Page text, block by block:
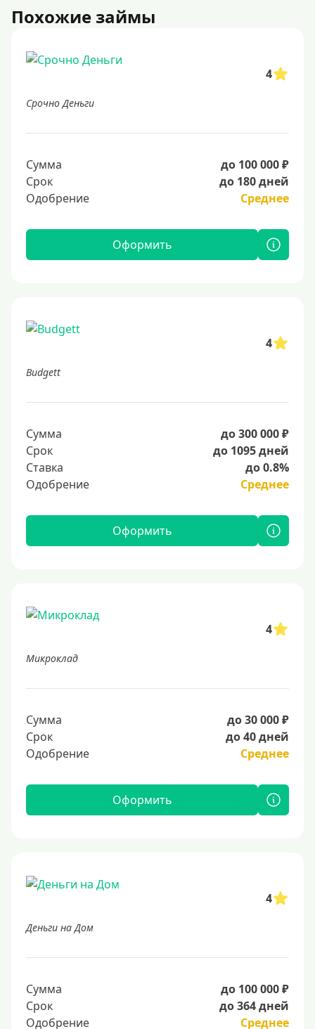
Похожие займы
4
Срочно Деньги
Сумма
до 100 000 ₽
Срок
до 180 дней
Одобрение
Среднее
Оформить
4
Budgett
Сумма
до 300 000 ₽
Срок
до 1095 дней
Ставка
до 0.8%
Одобрение
Среднее
Оформить
4
Микроклад
Сумма
до 30 000 ₽
Срок
до 40 дней
Одобрение
Среднее
Оформить
4
Деньги на Дом
Сумма
до 100 000 ₽
Срок
до 364 дней
Одобрение
Среднее